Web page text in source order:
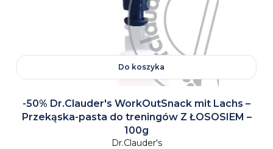
Do koszyka
-50% Dr.Clauder's WorkOutSnack mit Lachs –
Przekąska-pasta do treningów Z ŁOSOSIEM –
100g
Dr.Clauder's